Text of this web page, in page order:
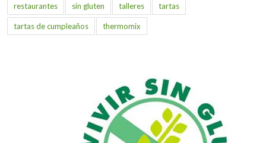
restaurantes sin gluten talleres tartas
tartas de cumpleaños thermomix